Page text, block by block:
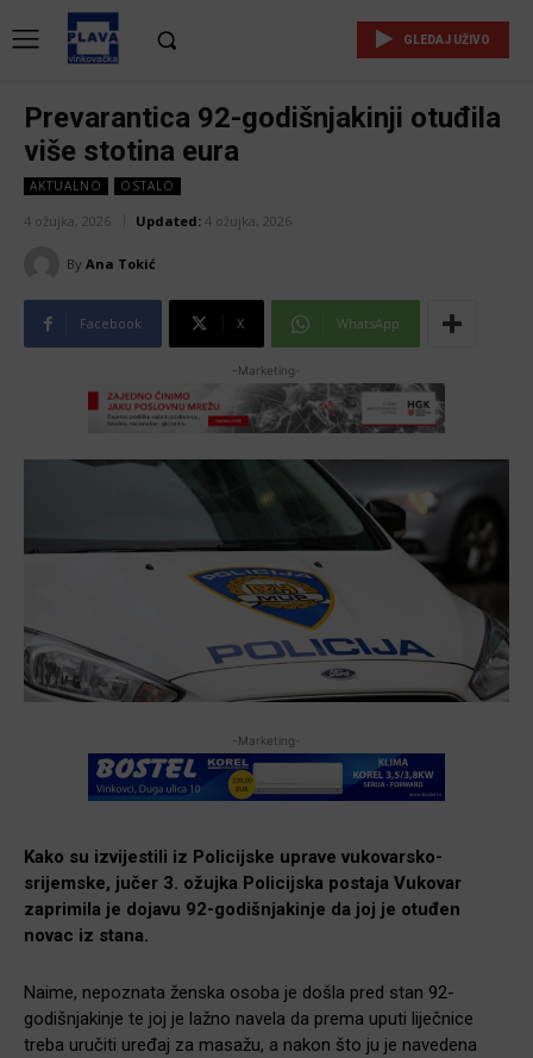
GLEDAJ UŽIVO
Prevarantica 92-godišnjakinji otuđila
više stotina eura
AKTUALNO OSTALO
4 ožujka, 2026 Updated: 4 ožujka, 2026
By Ana Tokić
Facebook X WhatsApp
-Marketing-
-Marketing-
Kako su izvijestili iz Policijske uprave vukovarsko-
srijemske, jučer 3. ožujka Policijska postaja Vukovar
zaprimila je dojavu 92-godišnjakinje da joj je otuđen
novac iz stana.
Naime, nepoznata ženska osoba je došla pred stan 92-
godišnjakinje te joj je lažno navela da prema uputi liječnice
treba uručiti uređaj za masažu, a nakon što ju je navedena